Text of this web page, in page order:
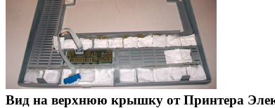
Вид на верхнюю крышку от Принтера